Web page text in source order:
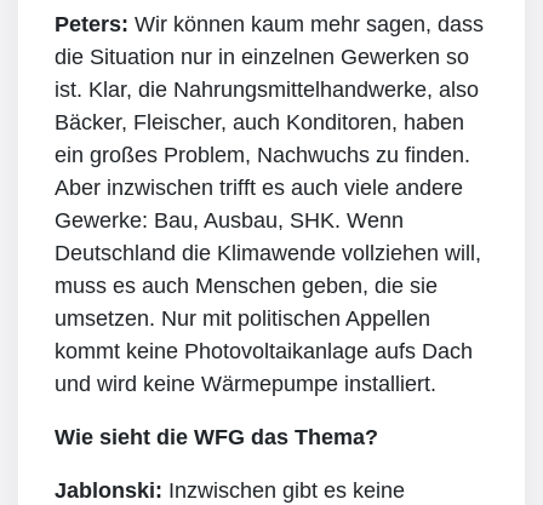
Peters: Wir können kaum mehr sagen, dass
die Situation nur in einzelnen Gewerken so
ist. Klar, die Nahrungsmittelhandwerke, also
Bäcker, Fleischer, auch Konditoren, haben
ein großes Problem, Nachwuchs zu finden.
Aber inzwischen trifft es auch viele andere
Gewerke: Bau, Ausbau, SHK. Wenn
Deutschland die Klimawende vollziehen will,
muss es auch Menschen geben, die sie
umsetzen. Nur mit politischen Appellen
kommt keine Photovoltaikanlage aufs Dach
und wird keine Wärmepumpe installiert.
Wie sieht die WFG das Thema?
Jablonski: Inzwischen gibt es keine